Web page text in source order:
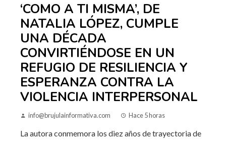
‘COMO A TI MISMA’, DE
NATALIA LÓPEZ, CUMPLE
UNA DÉCADA
CONVIRTIÉNDOSE EN UN
REFUGIO DE RESILIENCIA Y
ESPERANZA CONTRA LA
VIOLENCIA INTERPERSONAL
info@brujulainformativa.com Hace 5 horas
La autora conmemora los diez años de trayectoria de